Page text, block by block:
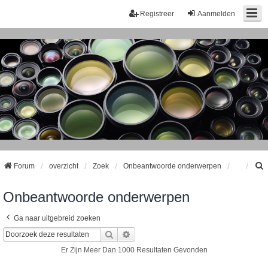
Aanmelden
Registreer
Forum overzicht Zoek Onbeantwoorde onderwerpen
Onbeantwoorde onderwerpen
Ga naar uitgebreid zoeken
Zoek
Er Zijn Meer Dan 1000 Resultaten Gevonden